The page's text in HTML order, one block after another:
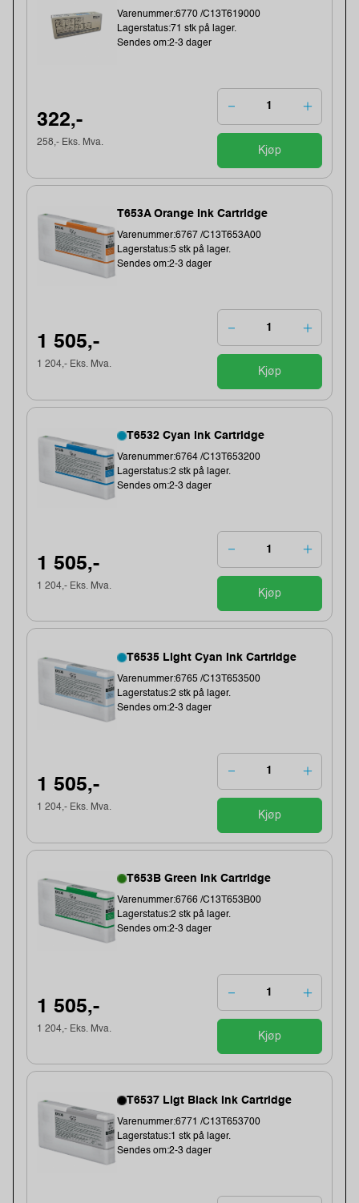
Varenummer:6770 /C13T619000
Lagerstatus:71 stk på lager.
Sendes om:2-3 dager
322,-
258,- Eks. Mva.
Kjøp
T653A Orange Ink Cartridge
Varenummer:6767 /C13T653A00
Lagerstatus:5 stk på lager.
Sendes om:2-3 dager
1 505,-
1 204,- Eks. Mva.
Kjøp
T6532 Cyan Ink Cartridge
Varenummer:6764 /C13T653200
Lagerstatus:2 stk på lager.
Sendes om:2-3 dager
1 505,-
1 204,- Eks. Mva.
Kjøp
T6535 Light Cyan Ink Cartridge
Varenummer:6765 /C13T653500
Lagerstatus:2 stk på lager.
Sendes om:2-3 dager
1 505,-
1 204,- Eks. Mva.
Kjøp
T653B Green Ink Cartridge
Varenummer:6766 /C13T653B00
Lagerstatus:2 stk på lager.
Sendes om:2-3 dager
1 505,-
1 204,- Eks. Mva.
Kjøp
T6537 Ligt Black Ink Cartridge
Varenummer:6771 /C13T653700
Lagerstatus:1 stk på lager.
Sendes om:2-3 dager